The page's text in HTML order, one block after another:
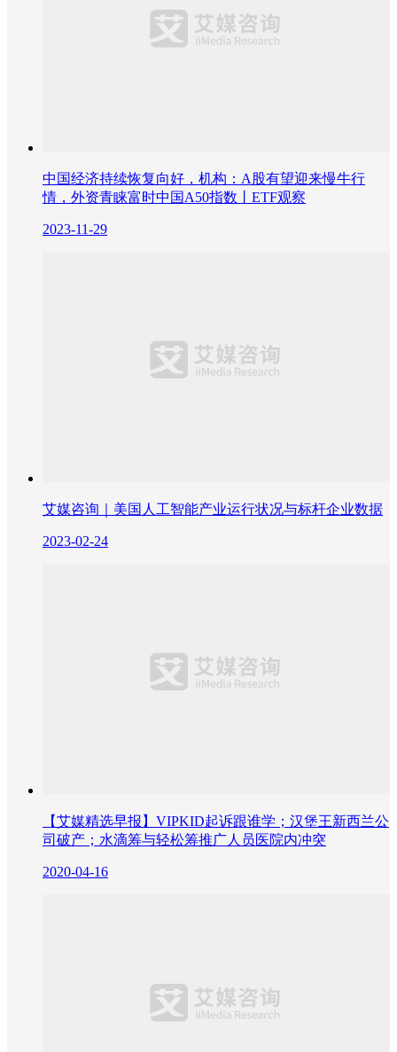
中国经济持续恢复向好，机构：A股有望迎来慢牛行
情，外资青睐富时中国A50指数丨ETF观察
2023-11-29
艾媒咨询｜美国人工智能产业运行状况与标杆企业数据
2023-02-24
【艾媒精选早报】VIPKID起诉跟谁学；汉堡王新西兰公
司破产；水滴筹与轻松筹推广人员医院内冲突
2020-04-16